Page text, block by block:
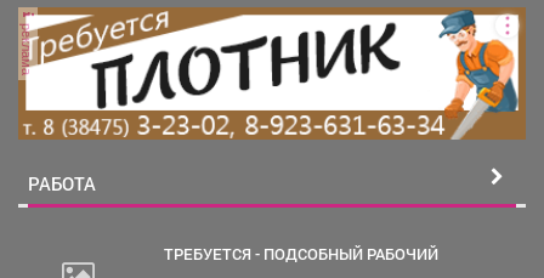
реклама
РАБОТА
ТРЕБУЕТСЯ - ПОДСОБНЫЙ РАБОЧИЙ